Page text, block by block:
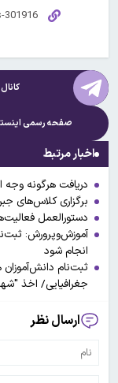
صفحه رسمی
اخبار مرتبط
دریافت هرگونه وجه
برگزاری کلاس‌های
دستورالعمل
آموزش‌وپرورش:
انجام شود
ثبت‌نام
جغرافیایی/ اخذ
ارسال نظر